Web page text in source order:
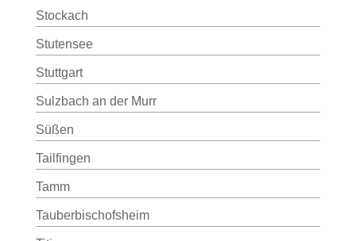
Stockach
Stutensee
Stuttgart
Sulzbach an der Murr
Süßen
Tailfingen
Tamm
Tauberbischofsheim